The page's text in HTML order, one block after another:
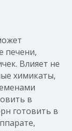
печени,
Влияет не
химикаты,
в
готовить в